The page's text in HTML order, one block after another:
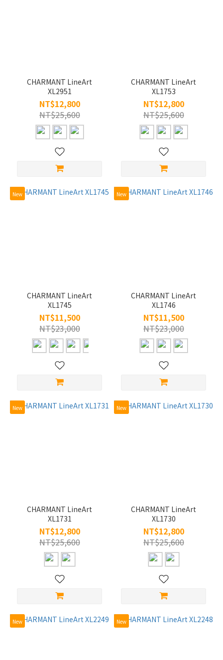
寬
S/45-
55
(38)
CHARMANT LineArt
XL2951
NT$12,800
NT$25,600
CHARMANT LineArt
XL1753
NT$12,800
NT$25,600
New
CHARMANT LineArt
XL1745
NT$11,500
NT$23,000
New
CHARMANT LineArt
XL1746
NT$11,500
NT$23,000
New
CHARMANT LineArt
XL1731
NT$12,800
NT$25,600
New
CHARMANT LineArt
XL1730
NT$12,800
NT$25,600
New New